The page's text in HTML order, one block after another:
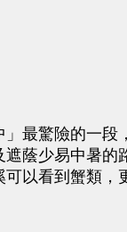
驚險的一段
蔭少易中暑的
以看到蟹類，